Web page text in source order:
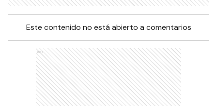
Este contenido no está abierto a comentarios
Ads